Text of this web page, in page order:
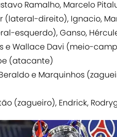
Ramalho, Marcelo
(lateral-direito), Ignacio,
esquerdo), Ganso,
e Wallace Davi (meio-
(atacante)
e Marquinhos
(zagueiro), Endrick,